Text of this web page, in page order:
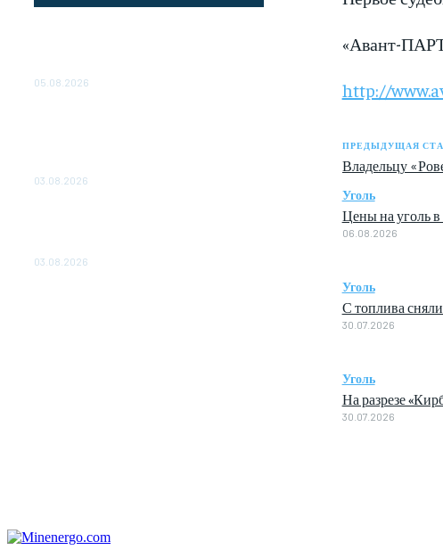
05.08.2026
03.08.2026
03.08.2026
«Авант-
http://
ПРЕДЫДУЩАЯ
Владельцу
Уголь
Цены на уголь в
06.08.2026
Уголь
С топлива
30.07.2026
Уголь
На разрезе
30.07.2026